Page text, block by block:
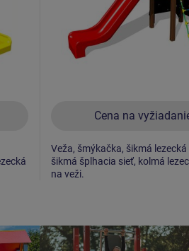
Cena na
Veža, šmýkačka, šikmá lezecká
šikmá šplhacia sieť, kolmá
na veži.